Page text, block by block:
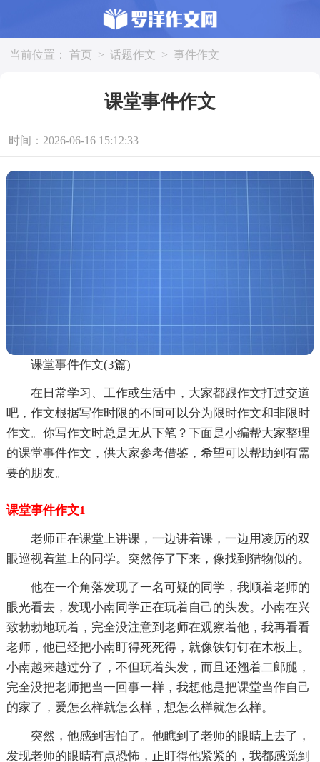
当前位置： 首页 > 话题作文 > 事件作文
课堂事件作文
时间：2026-06-16 15:12:33
课堂事件作文(3篇)
在日常学习、工作或生活中，大家都跟作文打过交道
吧，作文根据写作时限的不同可以分为限时作文和非限时
作文。你写作文时总是无从下笔？下面是小编帮大家整理
的课堂事件作文，供大家参考借鉴，希望可以帮助到有需
要的朋友。
课堂事件作文1
老师正在课堂上讲课，一边讲着课，一边用凌厉的双
眼巡视着堂上的同学。突然停了下来，像找到猎物似的。
他在一个角落发现了一名可疑的同学，我顺着老师的
眼光看去，发现小南同学正在玩着自己的头发。小南在兴
致勃勃地玩着，完全没注意到老师在观察着他，我再看看
老师，他已经把小南盯得死死得，就像铁钉钉在木板上。
小南越来越过分了，不但玩着头发，而且还翘着二郎腿，
完全没把老师把当一回事一样，我想他是把课堂当作自己
的家了，爱怎么样就怎么样，想怎么样就怎么样。
突然，他感到害怕了。他瞧到了老师的眼睛上去了，
发现老师的眼睛有点恐怖，正盯得他紧紧的，我都感觉到